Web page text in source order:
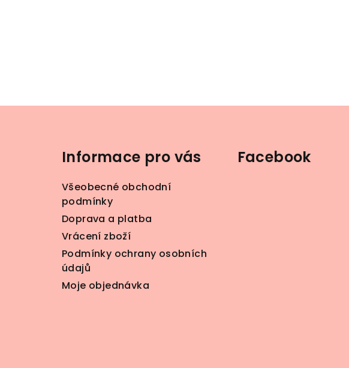
Informace pro vás
Všeobecné obchodní
podmínky
Doprava a platba
Vrácení zboží
Podmínky ochrany osobních
údajů
Moje objednávka
Facebook